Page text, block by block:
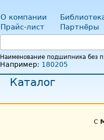
О компании
Прайс-лист
Партнёры
Наименование подшипника без
Например: 180205
Каталог
С